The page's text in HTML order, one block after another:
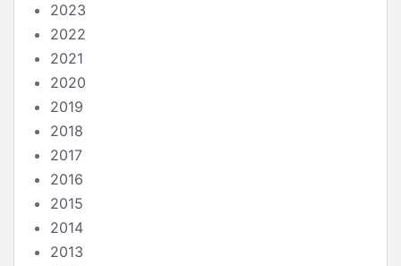
2023
2022
2021
2020
2019
2018
2017
2016
2015
2014
2013